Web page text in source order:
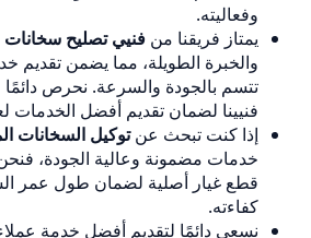
وفعاليته.
يمتاز فريقنا من فنيي تصليح سخانات
والخبرة الطويلة، مما يضمن تقديم
تتسم بالجودة والسرعة. نحرص
فنيينا لضمان تقديم أفضل الخدمات
إذا كنت تبحث عنتوكيل السخانات
خدمات مضمونة وعالية الجودة،
قطع غيار أصلية لضمان طول عمر
كفاءته.
نسعى دائمًا لتقديم أفضل خدمة